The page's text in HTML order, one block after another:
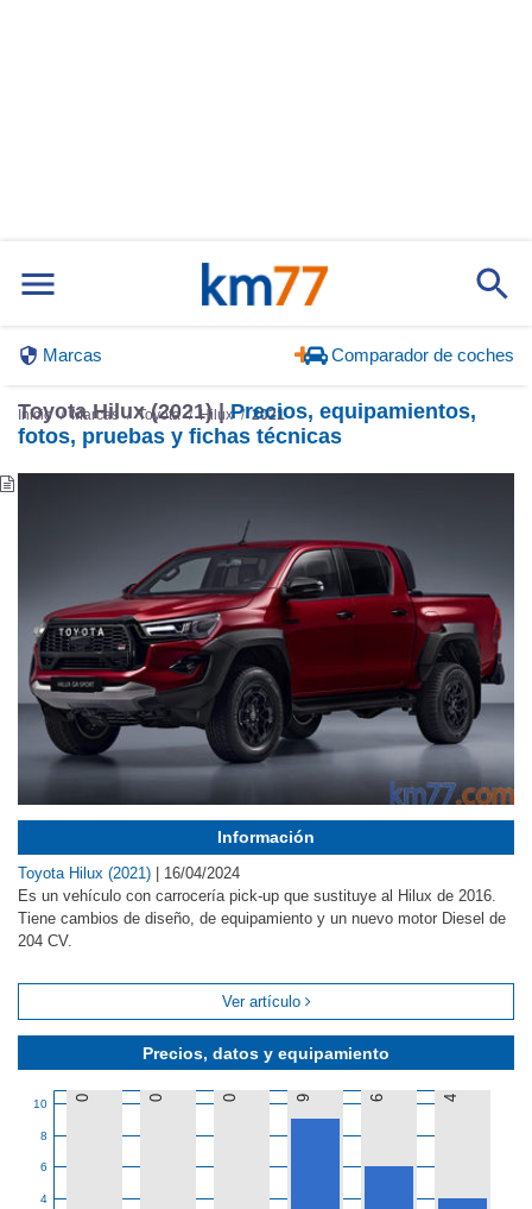
Marcas Comparador de coches
Inicio Marcas Toyota Hilux 2021
Toyota Hilux (2021) |Precios, equipamientos,
fotos, pruebas y fichas técnicas
Precios, datos y equipamiento
4
6
8
10 0 0 0 9 6 4
Información
Toyota Hilux (2021)
16/04/2024
Es un vehículo con carrocería pick-up que sustituye al Hilux de 2016.
Tiene cambios de diseño, de equipamiento y un nuevo motor Diesel de
204 CV.
Ver artículo